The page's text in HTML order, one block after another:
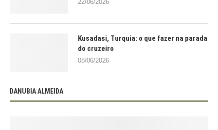
22/06/2026
Kusadasi, Turquia: o que fazer na parada
do cruzeiro
08/06/2026
DANUBIA ALMEIDA